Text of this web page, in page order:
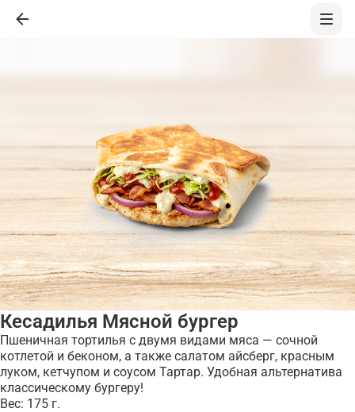
Кесадилья Мясной бургер
Пшеничная тортилья с двумя видами мяса — сочной
котлетой и беконом, а также салатом айсберг, красным
луком, кетчупом и соусом Тартар. Удобная альтернатива
классическому бургеру!
Вес: 175 г.